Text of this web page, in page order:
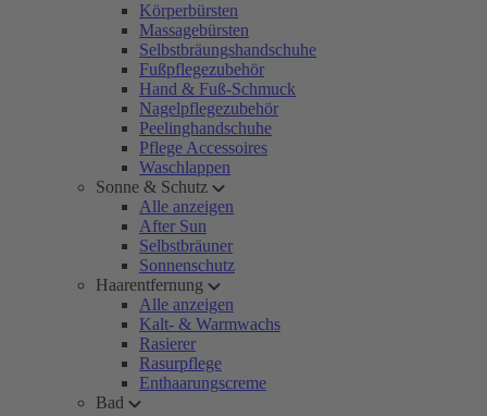
Körperbürsten
Massagebürsten
Selbstbräungshandschuhe
Fußpflegezubehör
Hand & Fuß-Schmuck
Nagelpflegezubehör
Peelinghandschuhe
Pflege Accessoires
Waschlappen
Sonne & Schutz
Alle anzeigen
After Sun
Selbstbräuner
Sonnenschutz
Haarentfernung
Alle anzeigen
Kalt- & Warmwachs
Rasierer
Rasurpflege
Enthaarungscreme
Bad